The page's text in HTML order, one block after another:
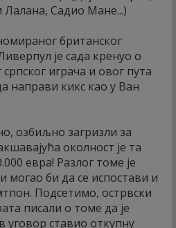
Лалана, Садио Мане...)
британског
је сада кренуо о
играча и овог пута
направи кикс као у Ван
озбиљно загризли за
околност је та
евра! Разлог томе је
могао би да се испостави и
Подсетимо, острвски
писали о томе да је
уговор ставио откупну